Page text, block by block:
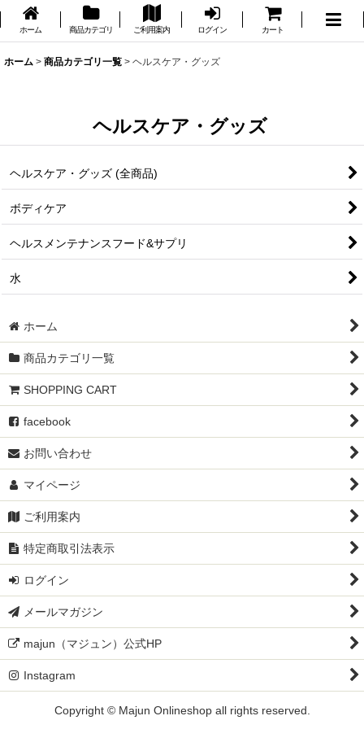
ホーム 商品カテゴリ ご利用案内 ログイン カート
ホーム > 商品カテゴリ一覧 > ヘルスケア・グッズ
ヘルスケア・グッズ
ヘルスケア・グッズ (全商品)
ボディケア
ヘルスメンテナンスフード&サプリ
水
ホーム
商品カテゴリ一覧
SHOPPING CART
facebook
お問い合わせ
マイページ
ご利用案内
特定商取引法表示
ログイン
メールマガジン
majun（マジュン）公式HP
Instagram
Copyright © Majun Onlineshop all rights reserved.